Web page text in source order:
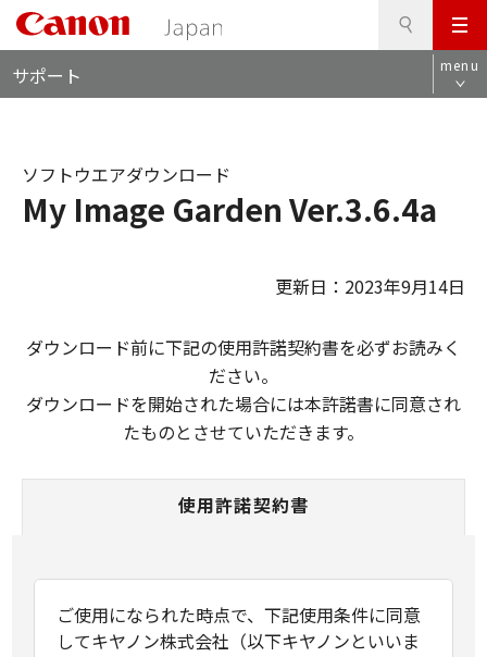
メ
ニ
ュ
サポート menu
My Image Garden Ver.3.6.4a
ソフトウエアダウンロード
更新日：2023年9月14日
ダウンロード前に下記の使用許諾契約書を必ずお読みく
ださい。
ダウンロードを開始された場合には本許諾書に同意され
たものとさせていただきます。
使用許諾契約書
ご使用になられた時点で、下記使用条件に同意
してキヤノン株式会社（以下キヤノンといいま